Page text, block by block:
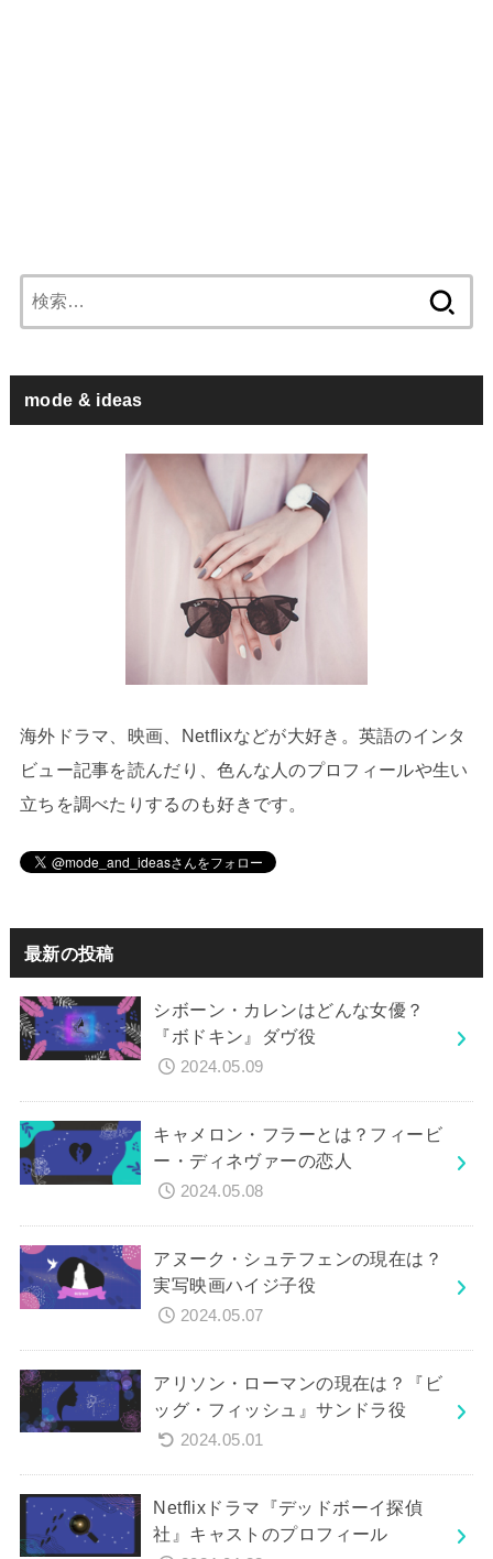
索:
mode & ideas
海外ドラマ、映画、Netflixなどが大好き。英語のインタ
ビュー記事を読んだり、色んな人のプロフィールや生い
立ちを調べたりするのも好きです。
最新の投稿
シボーン・カレンはどんな女優？
『ボドキン』ダヴ役
2024.05.09
キャメロン・フラーとは？フィービ
ー・ディネヴァーの恋人
2024.05.08
アヌーク・シュテフェンの現在は？
実写映画ハイジ子役
2024.05.07
アリソン・ローマンの現在は？『ビ
ッグ・フィッシュ』サンドラ役
2024.05.01
Netflixドラマ『デッドボーイ探偵
社』キャストのプロフィール